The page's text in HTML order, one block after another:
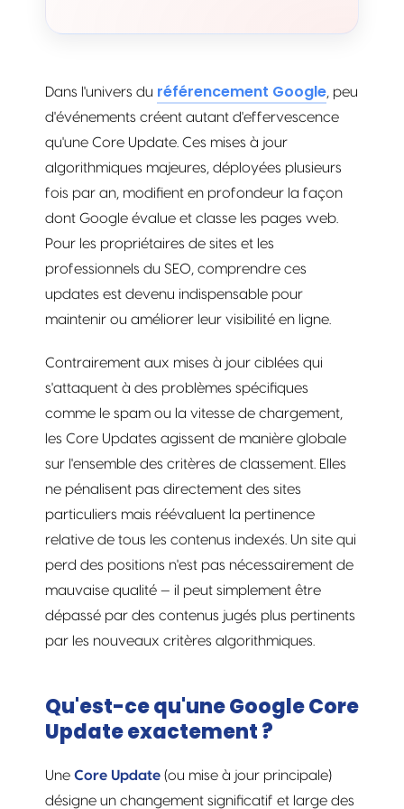
Dans l'univers du référencement Google , peu
d'événements créent autant d'effervescence
qu'une Core Update. Ces mises à jour
algorithmiques majeures, déployées plusieurs
fois par an, modifient en profondeur la façon
dont Google évalue et classe les pages web.
Pour les propriétaires de sites et les
professionnels du SEO, comprendre ces
updates est devenu indispensable pour
maintenir ou améliorer leur visibilité en ligne.
Contrairement aux mises à jour ciblées qui
s'attaquent à des problèmes spécifiques
comme le spam ou la vitesse de chargement,
les Core Updates agissent de manière globale
sur l'ensemble des critères de classement. Elles
ne pénalisent pas directement des sites
particuliers mais réévaluent la pertinence
relative de tous les contenus indexés. Un site qui
perd des positions n'est pas nécessairement de
mauvaise qualité — il peut simplement être
dépassé par des contenus jugés plus pertinents
par les nouveaux critères algorithmiques.
Qu'est-ce qu'une Google Core
Update exactement ?
Une Core Update (ou mise à jour principale)
désigne un changement significatif et large des